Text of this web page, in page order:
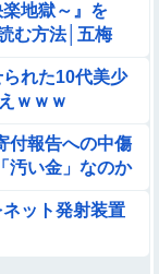
地獄～』を
む方法│五梅
れた10代美少
ｗｗｗ
付報告への中傷
汚い金」なのか
ネット発射装置